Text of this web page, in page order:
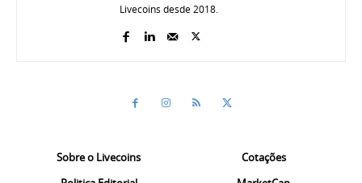
Livecoins desde 2018.
Sobre o Livecoins
Cotações